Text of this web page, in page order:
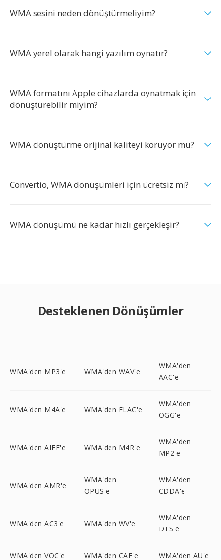
WMA sesini neden dönüştürmeliyim?
WMA yerel olarak hangi yazılım oynatır?
WMA formatını Apple cihazlarda oynatmak için
dönüştürebilir miyim?
WMA dönüştürme orijinal kaliteyi koruyor mu?
Convertio, WMA dönüşümleri için ücretsiz mi?
WMA dönüşümü ne kadar hızlı gerçekleşir?
Desteklenen Dönüşümler
WMA'den MP3'e WMA'den WAV'e
WMA'den
AAC'e
WMA'den M4A'e WMA'den FLAC'e
WMA'den
OGG'e
WMA'den AIFF'e WMA'den M4R'e
WMA'den
MP2'e
WMA'den AMR'e
WMA'den
OPUS'e
WMA'den
CDDA'e
WMA'den AC3'e WMA'den WV'e
WMA'den
DTS'e
WMA'den VOC'e WMA'den CAF'e WMA'den AU'e